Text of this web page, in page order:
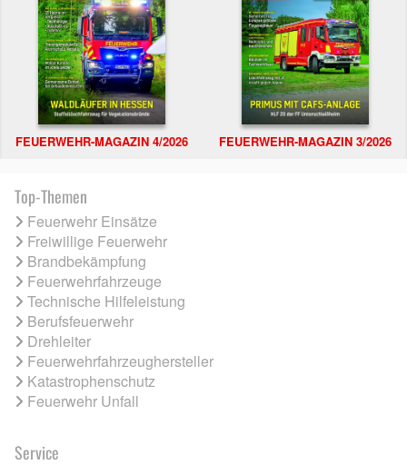
FEUERWEHR-MAGAZIN 4/2026 FEUERWEHR-MAGAZIN 3/2026
Top-Themen
Feuerwehr Einsätze
Freiwillige Feuerwehr
Brandbekämpfung
Feuerwehrfahrzeuge
Technische Hilfeleistung
Berufsfeuerwehr
Drehleiter
Feuerwehrfahrzeughersteller
Katastrophenschutz
Feuerwehr Unfall
Service